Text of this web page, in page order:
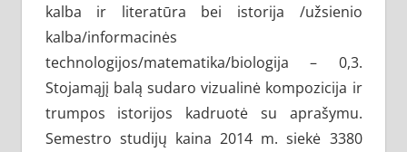
kalba ir literatūra bei istorija /užsienio
kalba/informacinės
technologijos/matematika/biologija – 0,3.
Stojamąjį balą sudaro vizualinė kompozicija ir
trumpos istorijos kadruotė su aprašymu.
Semestro studijų kaina 2014 m. siekė 3380